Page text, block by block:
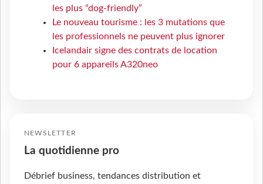
les plus “dog-friendly”
Le nouveau tourisme : les 3 mutations que
les professionnels ne peuvent plus ignorer
Icelandair signe des contrats de location
pour 6 appareils A320neo
NEWSLETTER
La quotidienne pro
Débrief business, tendances distribution et